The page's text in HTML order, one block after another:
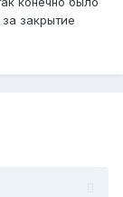
закрытие